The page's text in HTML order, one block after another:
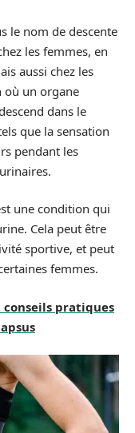
le nom de descente
les femmes, en
aussi chez les
où un organe
dans le
que la sensation
pendant les
une condition qui
Cela peut être
sportive, et peut
femmes.
conseils pratiques